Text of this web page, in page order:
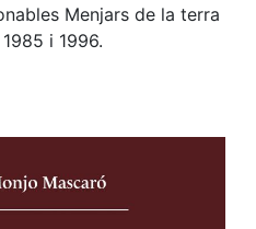
Menjars de la terra
i 1996.